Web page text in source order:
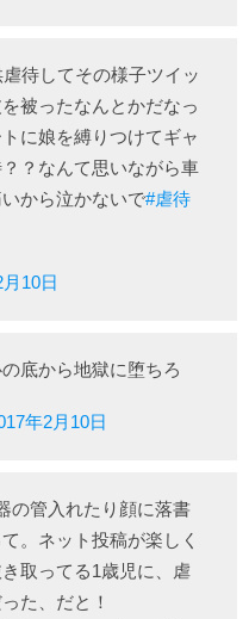
待してその様子ツイッ
被ったなんとかだなっ
に娘を縛りつけてギャ
？なんて思いながら車
から泣かないで#虐待
10日
底から地獄に堕ちろ
年2月10日
の管入れたり顔に落書
。ネット投稿が楽しく
取ってる1歳児に、虐
た、だと！